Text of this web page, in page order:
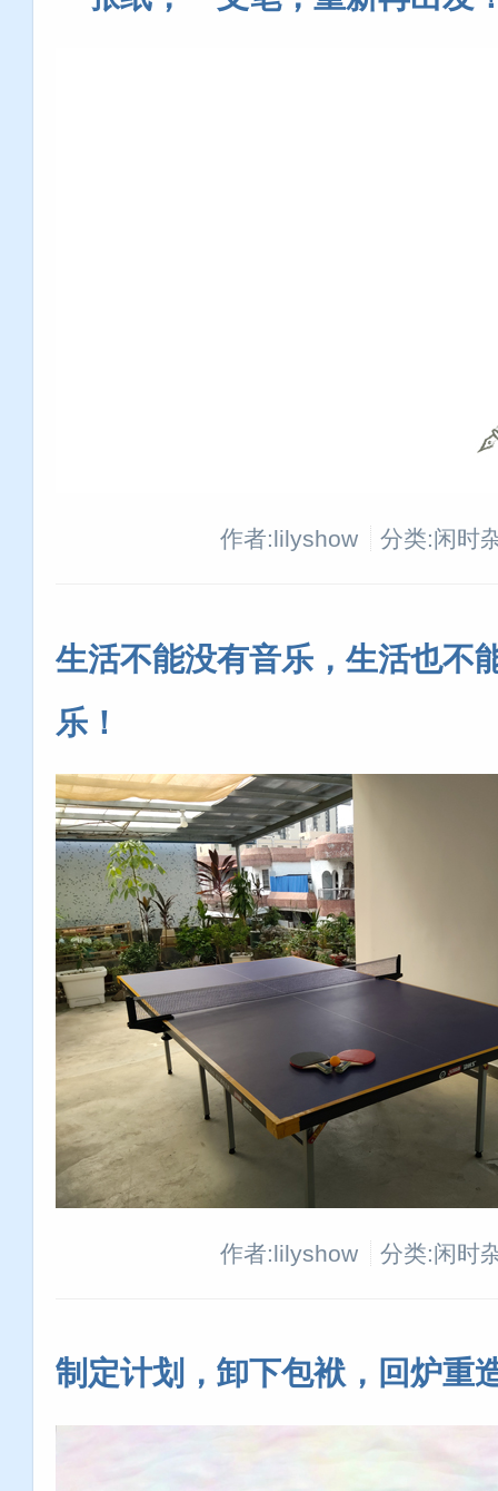
作者:lilyshow 分类:闲时
生活不能没有音乐，生活也不
乐！
作者:lilyshow 分类:闲时
制定计划，卸下包袱，回炉重